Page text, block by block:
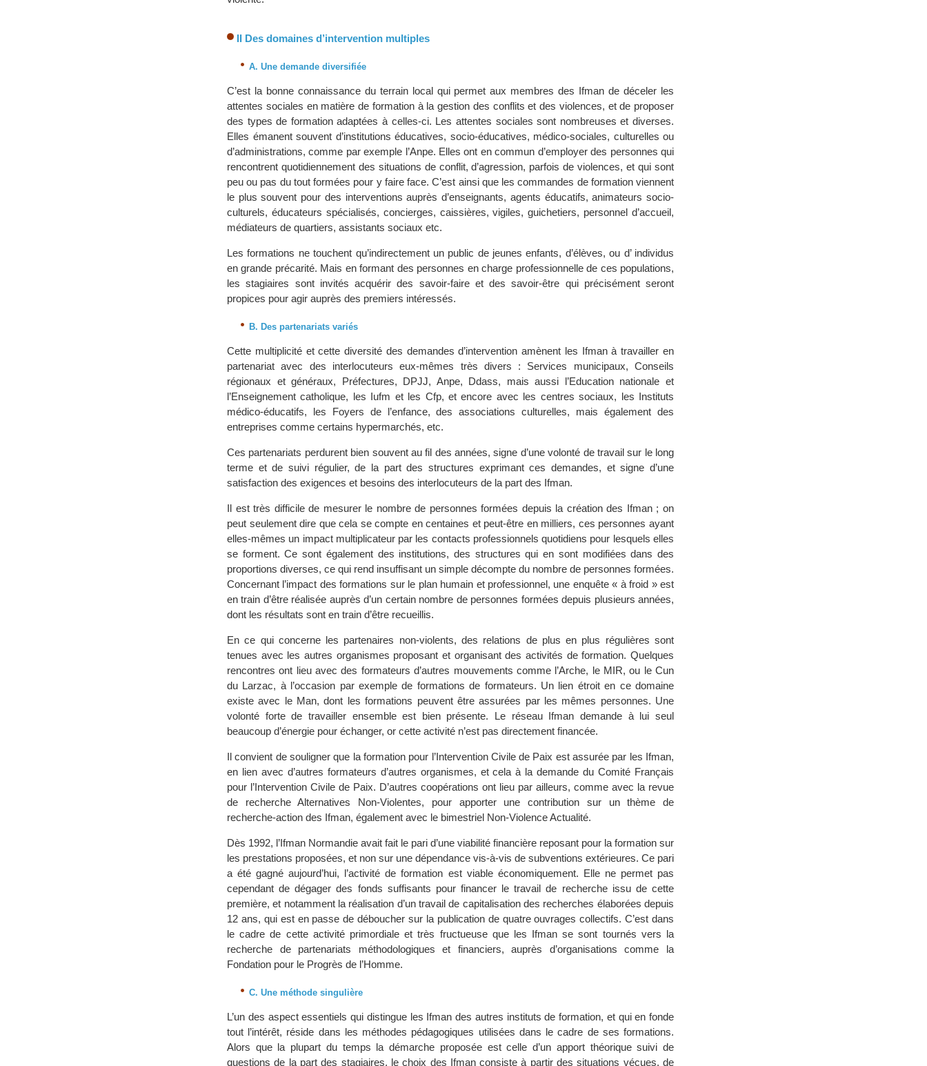
II Des domaines d’intervention multiples
A. Une demande diversifiée
C’est la bonne connaissance du terrain local qui permet aux membres des Ifman de déceler les
attentes sociales en matière de formation à la gestion des conflits et des violences, et de proposer
des types de formation adaptées à celles-ci. Les attentes sociales sont nombreuses et diverses.
Elles émanent souvent d’institutions éducatives, socio-éducatives, médico-sociales, culturelles ou
d’administrations, comme par exemple l’Anpe. Elles ont en commun d’employer des personnes qui
rencontrent quotidiennement des situations de conflit, d’agression, parfois de violences, et qui sont
peu ou pas du tout formées pour y faire face. C’est ainsi que les commandes de formation viennent
le plus souvent pour des interventions auprès d’enseignants, agents éducatifs, animateurs socio-
culturels, éducateurs spécialisés, concierges, caissières, vigiles, guichetiers, personnel d’accueil,
médiateurs de quartiers, assistants sociaux etc.
Les formations ne touchent qu’indirectement un public de jeunes enfants, d’élèves, ou d’ individus
en grande précarité. Mais en formant des personnes en charge professionnelle de ces populations,
les stagiaires sont invités acquérir des savoir-faire et des savoir-être qui précisément seront
propices pour agir auprès des premiers intéressés.
B. Des partenariats variés
Cette multiplicité et cette diversité des demandes d’intervention amènent les Ifman à travailler en
partenariat avec des interlocuteurs eux-mêmes très divers : Services municipaux, Conseils
régionaux et généraux, Préfectures, DPJJ, Anpe, Ddass, mais aussi l’Education nationale et
l’Enseignement catholique, les Iufm et les Cfp, et encore avec les centres sociaux, les Instituts
médico-éducatifs, les Foyers de l’enfance, des associations culturelles, mais également des
entreprises comme certains hypermarchés, etc.
Ces partenariats perdurent bien souvent au fil des années, signe d’une volonté de travail sur le long
terme et de suivi régulier, de la part des structures exprimant ces demandes, et signe d’une
satisfaction des exigences et besoins des interlocuteurs de la part des Ifman.
Il est très difficile de mesurer le nombre de personnes formées depuis la création des Ifman ; on
peut seulement dire que cela se compte en centaines et peut-être en milliers, ces personnes ayant
elles-mêmes un impact multiplicateur par les contacts professionnels quotidiens pour lesquels elles
se forment. Ce sont également des institutions, des structures qui en sont modifiées dans des
proportions diverses, ce qui rend insuffisant un simple décompte du nombre de personnes formées.
Concernant l’impact des formations sur le plan humain et professionnel, une enquête « à froid » est
en train d’être réalisée auprès d’un certain nombre de personnes formées depuis plusieurs années,
dont les résultats sont en train d’être recueillis.
En ce qui concerne les partenaires non-violents, des relations de plus en plus régulières sont
tenues avec les autres organismes proposant et organisant des activités de formation. Quelques
rencontres ont lieu avec des formateurs d’autres mouvements comme l’Arche, le MIR, ou le Cun
du Larzac, à l’occasion par exemple de formations de formateurs. Un lien étroit en ce domaine
existe avec le Man, dont les formations peuvent être assurées par les mêmes personnes. Une
volonté forte de travailler ensemble est bien présente. Le réseau Ifman demande à lui seul
beaucoup d’énergie pour échanger, or cette activité n’est pas directement financée.
Il convient de souligner que la formation pour l’Intervention Civile de Paix est assurée par les Ifman,
en lien avec d’autres formateurs d’autres organismes, et cela à la demande du Comité Français
pour l’Intervention Civile de Paix. D’autres coopérations ont lieu par ailleurs, comme avec la revue
de recherche Alternatives Non-Violentes, pour apporter une contribution sur un thème de
recherche-action des Ifman, également avec le bimestriel Non-Violence Actualité.
Dès 1992, l’Ifman Normandie avait fait le pari d’une viabilité financière reposant pour la formation sur
les prestations proposées, et non sur une dépendance vis-à-vis de subventions extérieures. Ce pari
a été gagné aujourd’hui, l’activité de formation est viable économiquement. Elle ne permet pas
cependant de dégager des fonds suffisants pour financer le travail de recherche issu de cette
première, et notamment la réalisation d’un travail de capitalisation des recherches élaborées depuis
12 ans, qui est en passe de déboucher sur la publication de quatre ouvrages collectifs. C’est dans
le cadre de cette activité primordiale et très fructueuse que les Ifman se sont tournés vers la
recherche de partenariats méthodologiques et financiers, auprès d’organisations comme la
Fondation pour le Progrès de l’Homme.
C. Une méthode singulière
L’un des aspect essentiels qui distingue les Ifman des autres instituts de formation, et qui en fonde
tout l’intérêt, réside dans les méthodes pédagogiques utilisées dans le cadre de ses formations.
Alors que la plupart du temps la démarche proposée est celle d’un apport théorique suivi de
questions de la part des stagiaires, le choix des Ifman consiste à partir des situations vécues, de